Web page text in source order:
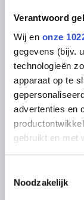
Verantwoord
Wij en onze
gegevens (bijv.
technologieën
apparaat op te
advertenties en
gebruikt en met
locatie, die
Noodzakelijk
Tickets
In de Musea
Evenementen
Museum Shop
Instelling
Musée